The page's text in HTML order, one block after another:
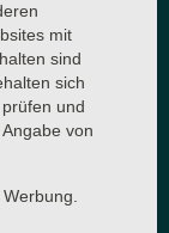
mit
sind
sich
und
von